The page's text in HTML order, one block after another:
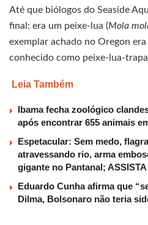
Até que biólogos do Seaside
final: era um peixe-lua (Mola
exemplar achado no Oregon
conhecido como peixe-lua-
Leia Também
Ibama fecha zoológico
após encontrar 655 animais
Espetacular: Sem medo,
atravessando rio, arma
gigante no Pantanal; ASSISTA
Eduardo Cunha afirma que
Dilma, Bolsonaro não teria